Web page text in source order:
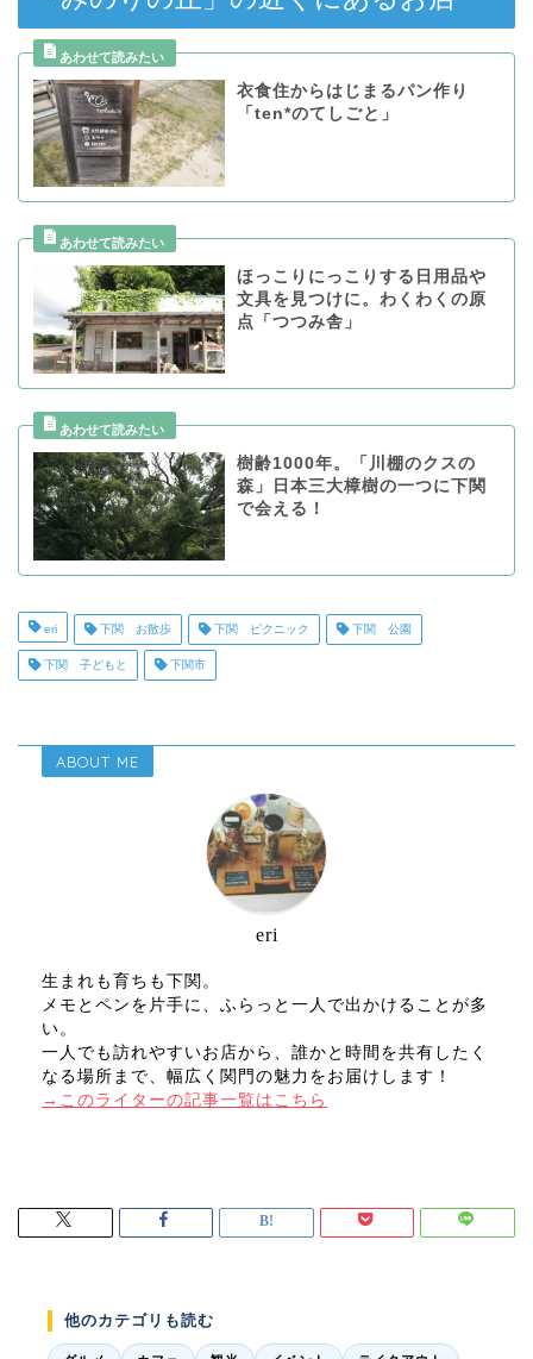
衣食住からはじまるパン作り
「ten*のてしごと」
ほっこりにっこりする日用品や
文具を見つけに。わくわくの原
点「つつみ舎」
樹齢1000年。「川棚のクスの
森」日本三大樟樹の一つに下関
で会える！
eri 下関 お散歩 下関 ピクニック 下関 公園
下関 子どもと 下関市
ABOUT ME
eri
生まれも育ちも下関。
メモとペンを片手に、ふらっと一人で出かけることが多
い。
一人でも訪れやすいお店から、誰かと時間を共有したく
なる場所まで、幅広く関門の魅力をお届けします！
→このライターの記事一覧はこちら
他のカテゴリも読む